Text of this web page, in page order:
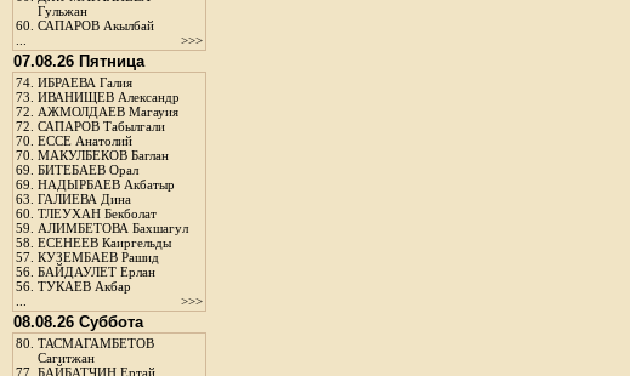
Гульжан
60. САПАРОВ Акылбай
>>>
07.08.26 Пятница
74. ИБРАЕВА Галия
73. ИВАНИЩЕВ Александр
72. АЖМОЛДАЕВ Магауия
72. САПАРОВ Табылгали
70. ЕССЕ Анатолий
70. МАКУЛБЕКОВ Баглан
69. БИТЕБАЕВ Орал
69. НАДЫРБАЕВ Акбатыр
63. ГАЛИЕВА Дина
60. ТЛЕУХАН Бекболат
59. АЛИМБЕТОВА Бахшагул
58. ЕСЕНЕЕВ Каиргельды
57. КУЗЕМБАЕВ Рашид
56. БАЙДАУЛЕТ Ерлан
56. ТУКАЕВ Акбар
>>>
08.08.26 Суббота
80. ТАСМАГАМБЕТОВ
Сагитжан
77. БАЙБАТЧИН Ертай